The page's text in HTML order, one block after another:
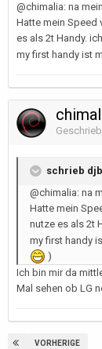
@chimalia: na
Hatte mein Speed
es als 2t Handy.
my first handy ist
schrieb
@chimalia: na
Hatte mein
nutze es als 2t
my first handy
)
Ich bin mir da
Mal sehen ob LG
VORHERIGE